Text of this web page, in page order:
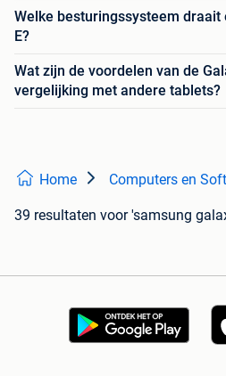
Welke besturingssysteem draait
E?
Wat zijn de voordelen van de
vergelijking met andere tablets?
Home Computers en
39 resultaten voor 'samsung